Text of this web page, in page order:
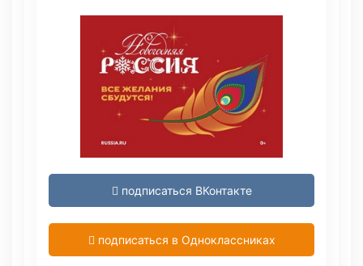
подписаться ВКонтакте
подписаться в Одноклассниках